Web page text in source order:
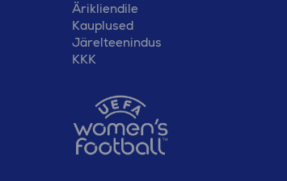
Ärikliendile
Kauplused
Järelteenindus
KKK